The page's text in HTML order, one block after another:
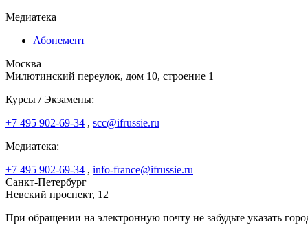
Медиатека
Абонемент
Москва
Милютинский переулок, дом 10, строение 1
Курсы / Экзамены:
+7 495 902-69-34 , scc@ifrussie.ru
Медиатека:
+7 495 902-69-34 , info-france@ifrussie.ru
Санкт-Петербург
Невский проспект, 12
При обращении на электронную почту не забудьте указать